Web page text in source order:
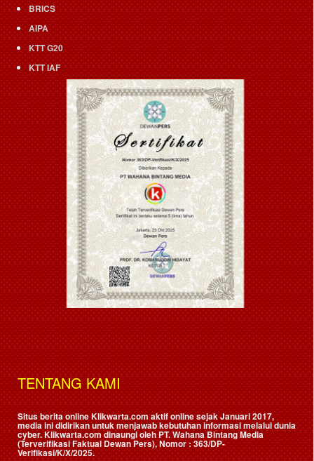
BRICS
AIPA
KTT G20
KTT IAF
TENTANG KAMI
Situs berita online Klikwarta.com aktif online sejak Januari 2017,
media ini didirikan untuk menjawab kebutuhan informasi melalui dunia
cyber. Klikwarta.com dinaungi oleh PT. Wahana Bintang Media
(Terverifikasi Faktual Dewan Pers), Nomor : 363/DP-
Verifikasi/K/X/2025.